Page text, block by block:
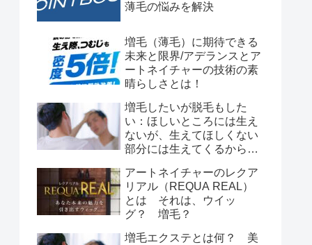
薄毛の悩みを解決
増毛（薄毛）に期待できる
未来と限界/アデランスとア
ートネイチャーの技術の素
晴らしさとは！
増毛したいが脱毛もした
い：ほしいところには生え
ないが、生えてほしくない
部分には生えてくるから脱
アートネイチャーのレクア
リアル（REQUA REAL）
とは それは、ウイッ
グ？ 増毛？
増毛エクステとは何？ 美